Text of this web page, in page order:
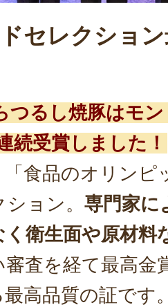
セレクショ
つるし焼豚はモ
続受賞しました！
食品のオリンピ
ョン。 専門家に
衛生面や原材料
審査を経て最高金
高品質の証です